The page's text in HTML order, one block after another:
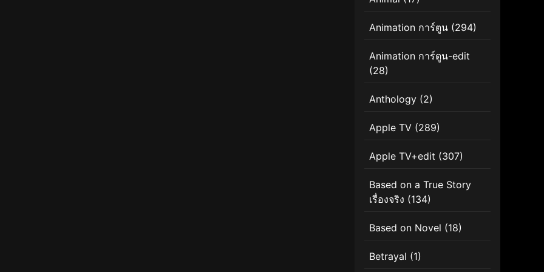
Animation การ์ตูน (294)
Animation การ์ตูน-edit
(28)
Anthology (2)
Apple TV (289)
Apple TV+edit (307)
Based on a True Story
เรื่องจริง (134)
Based on Novel (18)
Betrayal (1)